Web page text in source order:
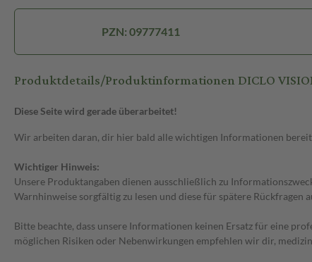
PZN: 09777411
Produktdetails/Produktinformationen DICLO
Diese Seite wird gerade überarbeitet!
Wir arbeiten daran, dir hier bald alle wichtigen Informationen
Wichtiger Hinweis:
Unsere Produktangaben dienen ausschließlich zu
Warnhinweise sorgfältig zu lesen und diese für spätere Rückfragen
Bitte beachte, dass unsere Informationen keinen Ersatz für eine
möglichen Risiken oder Nebenwirkungen empfehlen wir dir,